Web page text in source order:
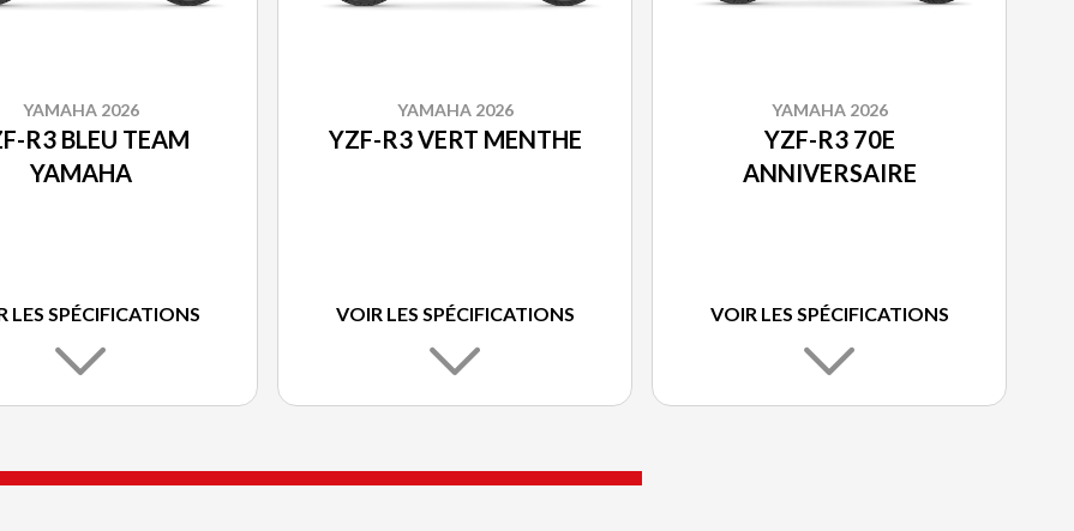
YAMAHA 2026
R3 BLEU TEAM
YAMAHA
LES SPÉCIFICATIONS
YAMAHA 2026
YZF-R3 VERT MENTHE
VOIR LES SPÉCIFICATIONS
YAMAHA 2026
YZF-R3 70E
ANNIVERSAIRE
VOIR LES SPÉCIFICATIONS